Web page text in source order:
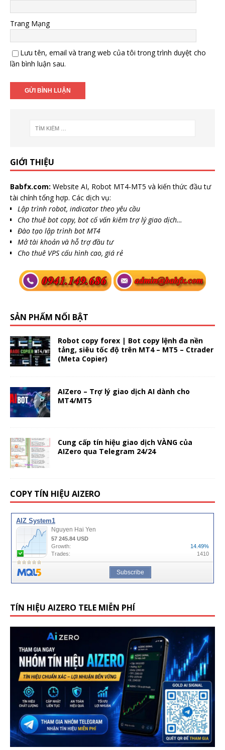
Trang Mạng
Lưu tên, email và trang web của tôi trong trình duyệt cho
lần bình luận sau.
GIỚI THIỆU
Babfx.com: Website AI, Robot MT4-MT5 và kiến thức đầu tư
tài chính tổng hợp. Các dịch vụ:
Lập trình robot, indicator theo yêu cầu
Cho thuê bot copy, bot cố vấn kiêm trợ lý giao dịch…
Đào tạo lập trình bot MT4
Mở tài khoản và hỗ trợ đầu tư
Cho thuê VPS cấu hình cao, giá rẻ
SẢN PHẨM NỔI BẬT
Robot copy forex | Bot copy lệnh đa nền
tảng, siêu tốc độ trên MT4 – MT5 – Ctrader
(Meta Copier)
AIZero – Trợ lý giao dịch AI dành cho
MT4/MT5
Cung cấp tín hiệu giao dịch VÀNG của
AIZero qua Telegram 24/24
COPY TÍN HIỆU AIZERO
TÍN HIỆU AIZERO TELE MIỄN PHÍ